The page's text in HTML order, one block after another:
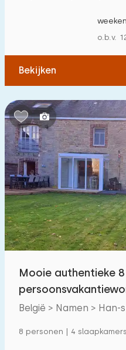
€ 0 —
Slaapkamers:
1 2 3
Badkamers:
1 2 3
Afstanden
Tot zee(max. aantal km):
Tot bos(max. aantal km):
o.b.v.
Bekijken
Mooie authentieke 8
hottub in de
België > Namen > Han-
8 personen | 4